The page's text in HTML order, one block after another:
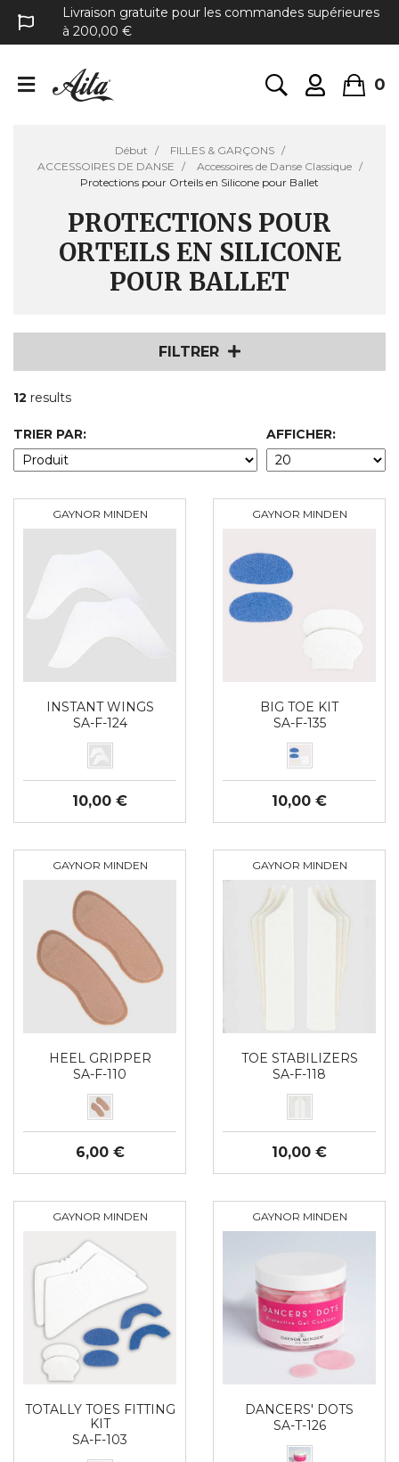
Livraison gratuite pour les commandes supérieures
à 200,00 €
0
Début
FILLES & GARÇONS
ACCESSOIRES DE DANSE
Accessoires de Danse Classique
Protections pour Orteils en Silicone pour Ballet
PROTECTIONS POUR
ORTEILS EN SILICONE
POUR BALLET
FILTRER
12 results
TRIER PAR: AFFICHER:
GAYNOR MINDEN
INSTANT WINGS
SA-F-124
10,00 €
GAYNOR MINDEN
BIG TOE KIT
SA-F-135
10,00 €
GAYNOR MINDEN
HEEL GRIPPER
SA-F-110
6,00 €
GAYNOR MINDEN
TOE STABILIZERS
SA-F-118
10,00 €
GAYNOR MINDEN
TOTALLY TOES FITTING
KIT
SA-F-103
GAYNOR MINDEN
DANCERS' DOTS
SA-T-126